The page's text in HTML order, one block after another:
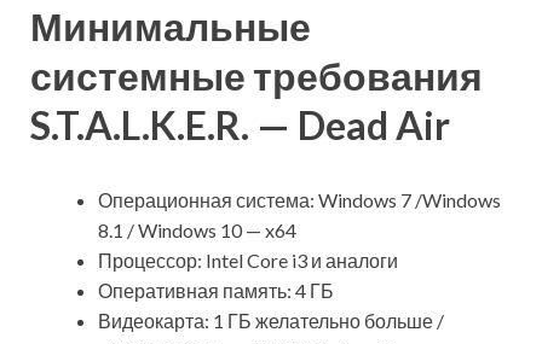
Минимальные
системные требования
S.T.A.L.K.E.R. — Dead Air
Операционная система: Windows 7 /Windows
8.1 / Windows 10 — x64
Процессор: Intel Core i3 и аналоги
Оперативная память: 4 ГБ
Видеокарта: 1 ГБ желательно больше /